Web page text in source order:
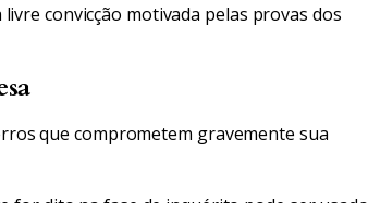
convicção motivada pelas provas dos
que comprometem gravemente sua